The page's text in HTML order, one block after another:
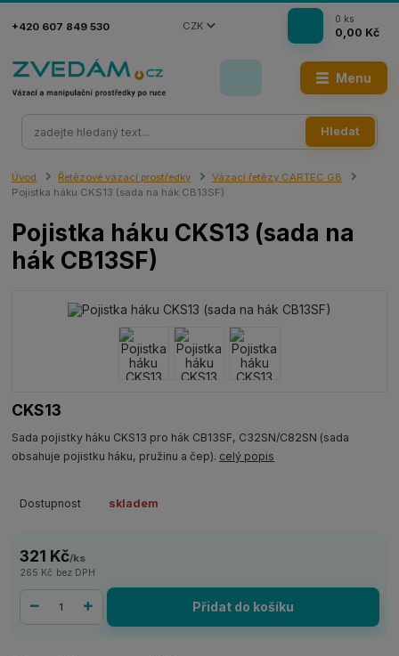
Menu
CZK
Hledat
+420 607 849 530
0 ks
0,00 Kč
Úvod Řetězové vázací prostředky
Vázací řetězy CARTEC G8
Pojistka háku CKS13 (sada na hák CB13SF)
Pojistka háku CKS13 (sada na
hák CB13SF)
CKS13
Sada pojistky háku CKS13 pro hák CB13SF, C32SN/C82SN (sada
obsahuje pojistku háku, pružinu a čep). celý popis
Dostupnost skladem
321 Kč/ks
265 Kč bez DPH
Přidat do košíku